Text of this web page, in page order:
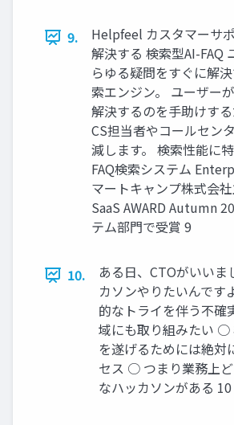
9.
Helpfeel カスタマーサ
解決する 検索型AI-FAQ
らゆる疑問をすぐに解
索エンジン。 ユーザー
解決するのを⼿助けする
CS担当者やコールセン
減します。 検索性能に
FAQ検索システム
マートキャンプ株式会
SaaS AWARD Autumn
テム部⾨で受賞 9
10.
ある⽇、CTOがいい
カソンやりたいんで
的なトライを伴う不確
域にも取り組みたい ○
を遂げるためには絶対
セス ○ つまり業務上
なハッカソンがある 10